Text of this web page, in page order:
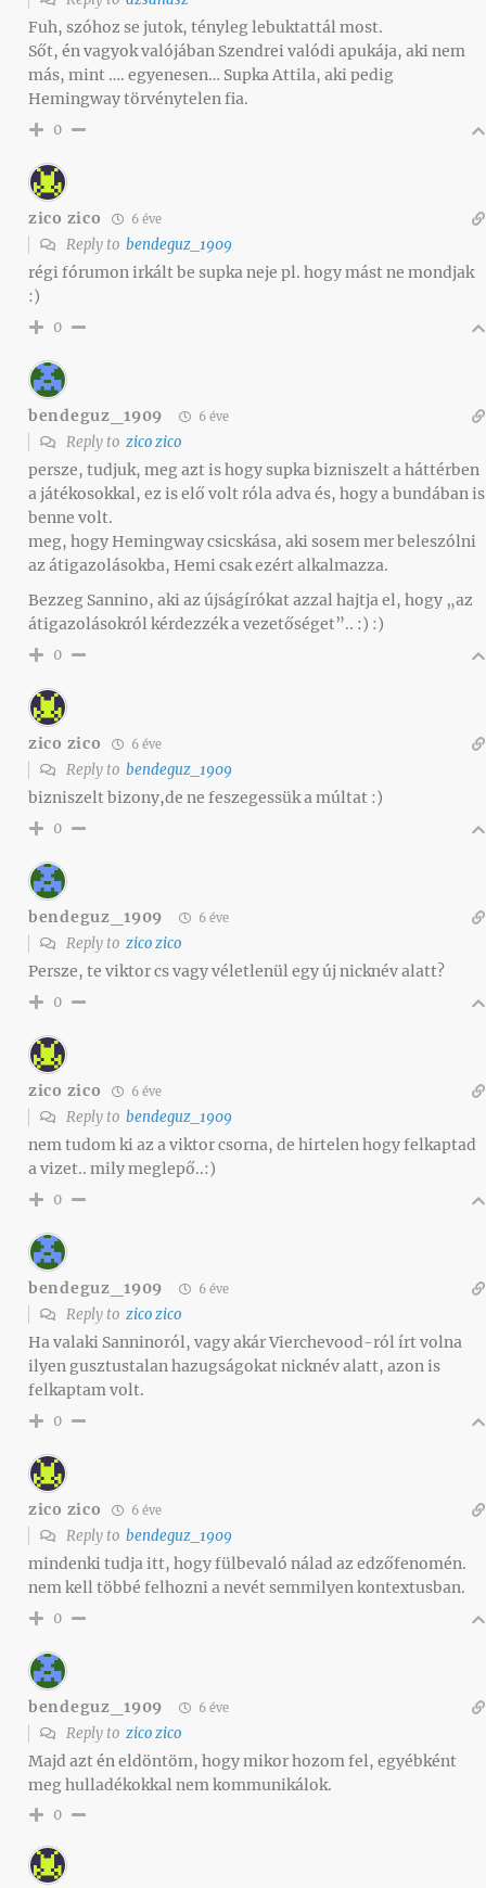
Fuh, szóhoz se jutok, tényleg lebuktattál most.
Sőt, én vagyok valójában Szendrei valódi apukája, aki nem
más, mint …. egyenesen… Supka Attila, aki pedig
Hemingway törvénytelen fia.
0
zico zico 6 éve
Reply to bendeguz_1909
régi fórumon irkált be supka neje pl. hogy mást ne mondjak
:)
0
bendeguz_1909 6 éve
Reply to zico zico
persze, tudjuk, meg azt is hogy supka bizniszelt a háttérben
a játékosokkal, ez is elő volt róla adva és, hogy a bundában is
benne volt.
meg, hogy Hemingway csicskása, aki sosem mer beleszólni
az átigazolásokba, Hemi csak ezért alkalmazza.
Bezzeg Sannino, aki az újságírókat azzal hajtja el, hogy „az
átigazolásokról kérdezzék a vezetőséget”.. :) :)
0
zico zico 6 éve
Reply to bendeguz_1909
bizniszelt bizony,de ne feszegessük a múltat :)
0
bendeguz_1909 6 éve
Reply to zico zico
Persze, te viktor cs vagy véletlenül egy új nicknév alatt?
0
zico zico 6 éve
Reply to bendeguz_1909
nem tudom ki az a viktor csorna, de hirtelen hogy felkaptad
a vizet.. mily meglepő..:)
0
bendeguz_1909 6 éve
Reply to zico zico
Ha valaki Sanninoról, vagy akár Vierchevood-ról írt volna
ilyen gusztustalan hazugságokat nicknév alatt, azon is
felkaptam volt.
0
zico zico 6 éve
Reply to bendeguz_1909
mindenki tudja itt, hogy fülbevaló nálad az edzőfenomén.
nem kell többé felhozni a nevét semmilyen kontextusban.
0
bendeguz_1909 6 éve
Reply to zico zico
Majd azt én eldöntöm, hogy mikor hozom fel, egyébként
meg hulladékokkal nem kommunikálok.
0